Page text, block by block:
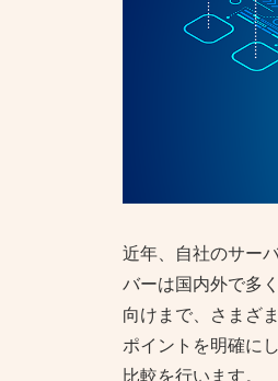
近年、自社のサー
バーは国内外で多
向けまで、さまざ
ポイントを明確に
比較を行います。